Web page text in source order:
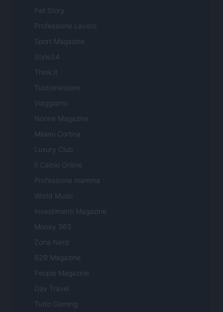
Pet Story
Professione Lavoro
Sport Magazine
Style24
Think.it
Tuobenessere
Viaggiamo
Nonne Magazine
Milano Cortina
Luxury Club
Il Calcio Online
Professione mamma
World Music
Investimenti Magazine
Money 365
Zona Nerd
B2B Magazine
People Magazine
Day Travel
Tutto Gaming